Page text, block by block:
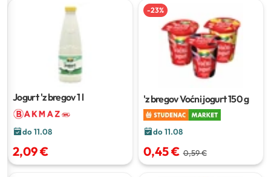
Jogurt 'z bregov1 l
do 11.08
2,09 €
-23%
'z bregov Voćni jogurt150 g
do 11.08
0,45 € 0,59 €